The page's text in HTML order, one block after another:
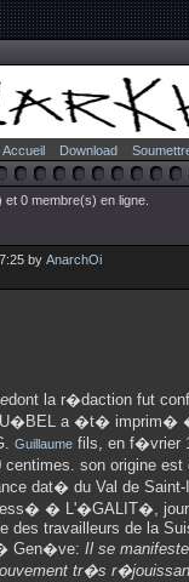
Accueil Download
et 0 membre(s) en ligne.
by AnarchOi
dont la r�daction fut
a �t� imprim�
Guillaume fils, en f�vrier
centimes. son origine
dat� du Val de Saint-
� L'�GALIT�,
des travailleurs de la
Gen�ve: Il se
tr�s